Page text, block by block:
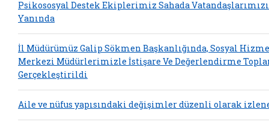
Psikososyal Destek Ekiplerimiz Sahada
Yanında
İl Müdürümüz Galip Sökmen Başkanlığında, Sosyal
Merkezi Müdürlerimizle İstişare Ve Değerlendirme
Gerçekleştirildi
Aile ve nüfus yapısındaki değişimler düzenli olarak